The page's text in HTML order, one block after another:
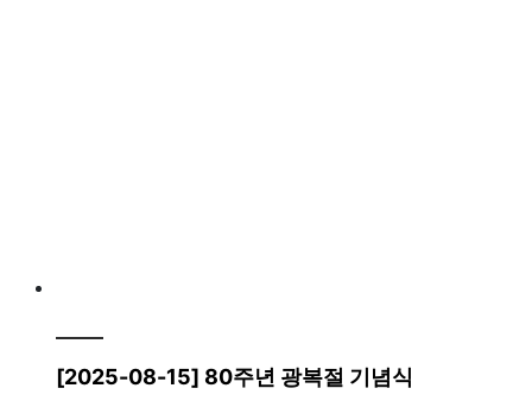
[2025-08-15] 80주년 광복절 기념식